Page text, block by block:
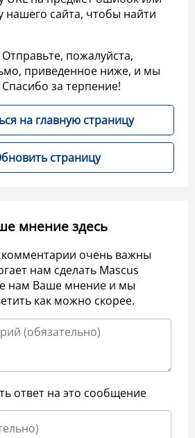
нашего сайта, чтобы найти
пожалуйста,
приведенное ниже, и мы
за терпение!
на главную страницу
страницу
мнение здесь
очень важны
нам сделать Mascus
нам Ваше мнение и мы
как можно скорее.
ответ на это сообщение